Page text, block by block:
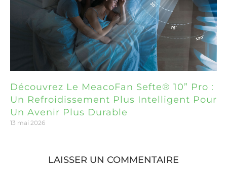
Découvrez Le MeacoFan Sefte® 10” Pro :
Un Refroidissement Plus Intelligent Pour
Un Avenir Plus Durable
13 mai 2026
LAISSER UN COMMENTAIRE